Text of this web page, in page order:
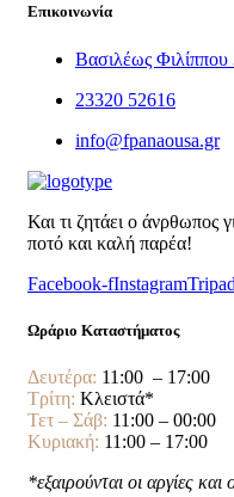
Επικοινωνία
Βασιλέως
23320 52616
info@fpanaousa.gr
Και τι ζητάει ο άνρθωπος
ποτό και καλή παρέα!
Facebook-fInstagram
Ωράριο Καταστήματος
Δευτέρα: 11:00 – 17:00
Τρίτη: Κλειστά*
Τετ – Σάβ: 11:00 – 00:00
Κυριακή: 11:00 – 17:00
*εξαιρούνται οι αργίες και